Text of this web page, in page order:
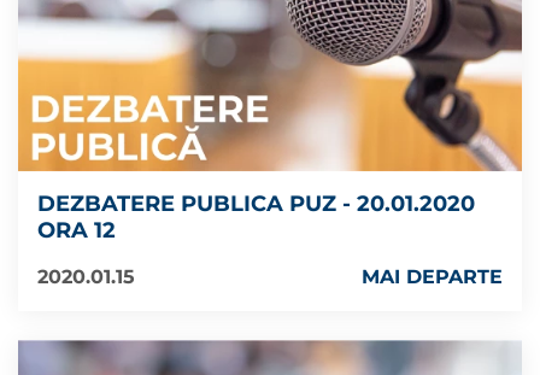
DEZBATERE PUBLICA PUZ - 20.01.2020
ORA 12
2020.01.15 MAI DEPARTE